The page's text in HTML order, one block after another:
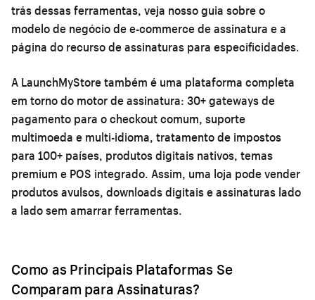
trás dessas ferramentas, veja nosso guia sobre o
modelo de negócio de e-commerce de assinatura e a
página do recurso de assinaturas para especificidades.
A LaunchMyStore também é uma plataforma completa
em torno do motor de assinatura: 30+ gateways de
pagamento para o checkout comum, suporte
multimoeda e multi-idioma, tratamento de impostos
para 100+ países, produtos digitais nativos, temas
premium e POS integrado. Assim, uma loja pode vender
produtos avulsos, downloads digitais e assinaturas lado
a lado sem amarrar ferramentas.
Como as Principais Plataformas Se
Comparam para Assinaturas?